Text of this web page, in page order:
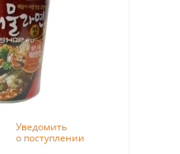
Уведомить
о поступлении